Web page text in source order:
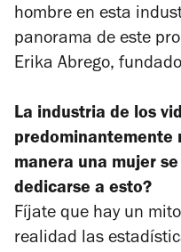
hombre en esta
panorama de este
Erika Abrego,
La industria de los
predominantemente
manera una mujer
dedicarse a esto?
Fíjate que hay un
realidad las